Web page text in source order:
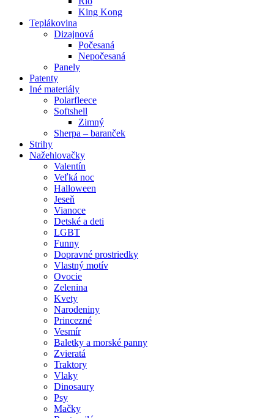
King Kong
Teplákovina
Dizajnová
Počesaná
Nepočesaná
Panely
Patenty
Iné materiály
Polarfleece
Softshell
Zimný
Sherpa – baranček
Strihy
Nažehlovačky
Valentín
Veľká noc
Halloween
Jeseň
Vianoce
Detské a deti
LGBT
Funny
Dopravné prostriedky
Vlastný motív
Ovocie
Zelenina
Kvety
Narodeniny
Princezné
Vesmír
Baletky a morské panny
Zvieratá
Traktory
Vlaky
Dinosaury
Psy
Mačky